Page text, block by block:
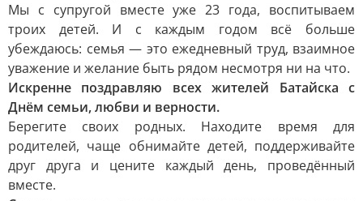
Мы с супругой вместе уже 23 года, воспитываем
троих детей. И с каждым годом всё больше
убеждаюсь: семья — это ежедневный труд, взаимное
уважение и желание быть рядом несмотря ни на что.
Искренне поздравляю всех жителей Батайска с
Днём семьи, любви и верности.
Берегите своих родных. Находите время для
родителей, чаще обнимайте детей, поддерживайте
друг друга и цените каждый день, проведённый
вместе.